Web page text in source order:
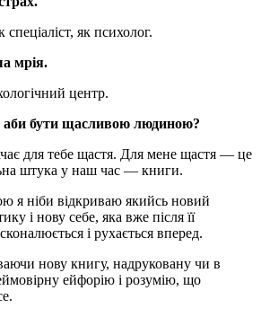
як психолог.
мрія.
центр.
бути щасливою людиною?
для тебе щастя. Для мене щастя — це
штука у наш час — книги.
я ніби відкриваю якийсь новий
і нову себе, яка вже після її
і рухається вперед.
нову книгу, надруковану чи в
ейфорію і розумію, що